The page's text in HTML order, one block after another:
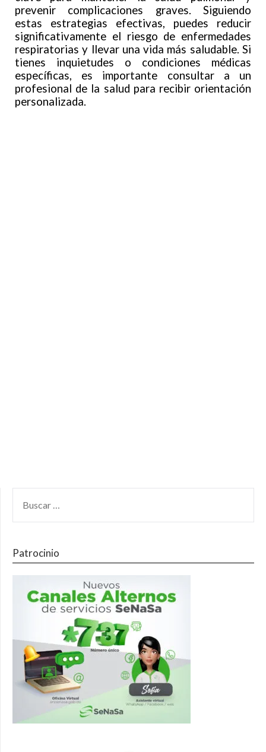
prevenir complicaciones graves. Siguiendo
estas estrategias efectivas, puedes reducir
significativamente el riesgo de enfermedades
respiratorias y llevar una vida más saludable. Si
tienes inquietudes o condiciones médicas
específicas, es importante consultar a un
profesional de la salud para recibir orientación
personalizada.
Patrocinio